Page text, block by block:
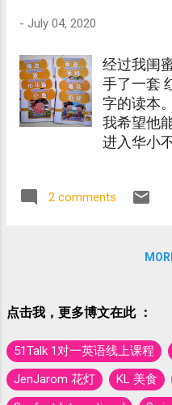
- July 04, 2020
经过我闺
手了一套
字的读本
我希望他
进入华小
上国中后
2 comments
点击我，更多博文在此 ：
51Talk 1对一英语线上课程
JenJarom 花灯
KL 美食